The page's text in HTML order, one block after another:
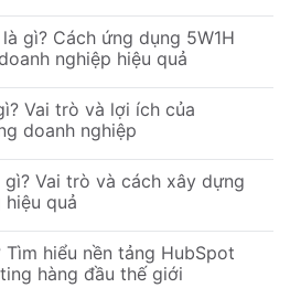
gì? Cách ứng dụng 5W1H
nghiệp hiệu quả
Vai trò và lợi ích của
doanh nghiệp
gì? Vai trò và cách xây dựng
hiệu quả
hiểu nền tảng HubSpot
hàng đầu thế giới